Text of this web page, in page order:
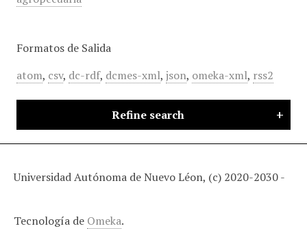
Formatos de Salida
atom, csv, dc-rdf, dcmes-xml, json, omeka-xml, rss2
Refine search
Universidad Autónoma de Nuevo Léon, (c) 2020-2030 -
Tecnología de Omeka.